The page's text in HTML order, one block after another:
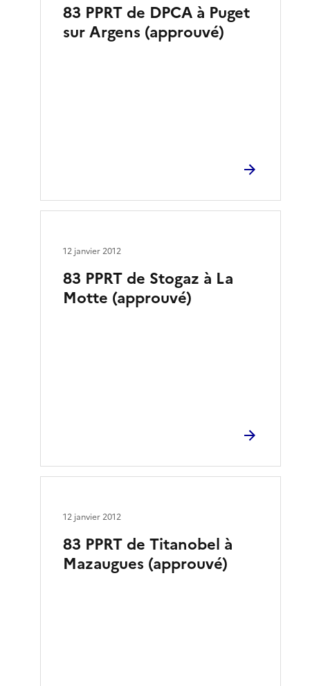
83 PPRT de DPCA à Puget
sur Argens (approuvé)
83 PPRT de Stogaz à La
Motte (approuvé)
12 janvier 2012
83 PPRT de Titanobel à
Mazaugues (approuvé)
12 janvier 2012